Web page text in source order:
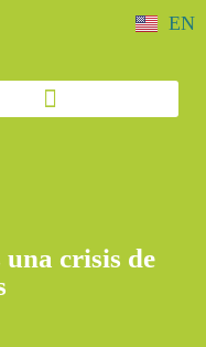
EN
una crisis de